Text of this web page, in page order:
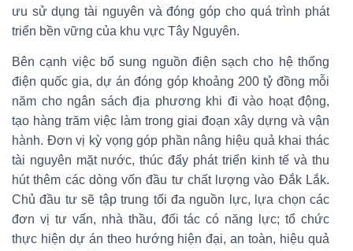
ưu sử dụng tài nguyên và đóng góp cho quá trình phát
triển bền vững của khu vực Tây Nguyên.
Bên cạnh việc bổ sung nguồn điện sạch cho hệ thống
điện quốc gia, dự án đóng góp khoảng 200 tỷ đồng mỗi
năm cho ngân sách địa phương khi đi vào hoạt động,
tạo hàng trăm việc làm trong giai đoạn xây dựng và vận
hành. Đơn vị kỳ vọng góp phần nâng hiệu quả khai thác
tài nguyên mặt nước, thúc đẩy phát triển kinh tế và thu
hút thêm các dòng vốn đầu tư chất lượng vào Đắk Lắk.
Chủ đầu tư sẽ tập trung tối đa nguồn lực, lựa chọn các
đơn vị tư vấn, nhà thầu, đối tác có năng lực; tổ chức
thực hiện dự án theo hướng hiện đại, an toàn, hiệu quả